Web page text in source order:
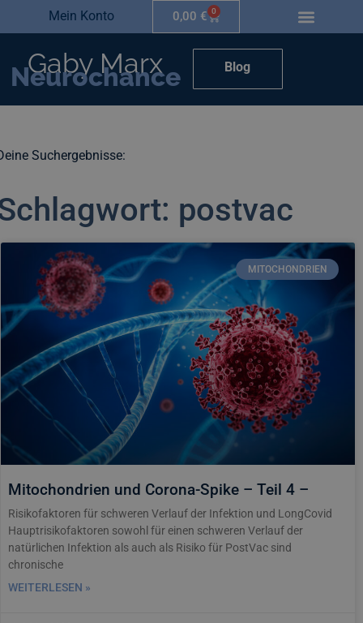
Mein Konto 0,00 € 0
Gaby Marx
Neurochance Blog
Suchergebnisse:
postvac
MITOCHONDRIEN
Mitochondrien und Corona-Spike – Teil 4 –
Risikofaktoren für schweren Verlauf der Infektion und LongCovid
Hauptrisikofaktoren sowohl für einen schweren Verlauf der
natürlichen Infektion als auch als Risiko für PostVac sind
chronische
WEITERLESEN »